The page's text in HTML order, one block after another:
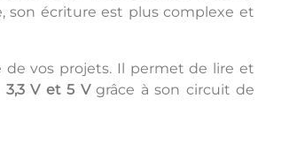
son écriture est plus complexe et
vos projets. Il permet de lire et
3,3 V et 5 Vgrâce à son circuit de